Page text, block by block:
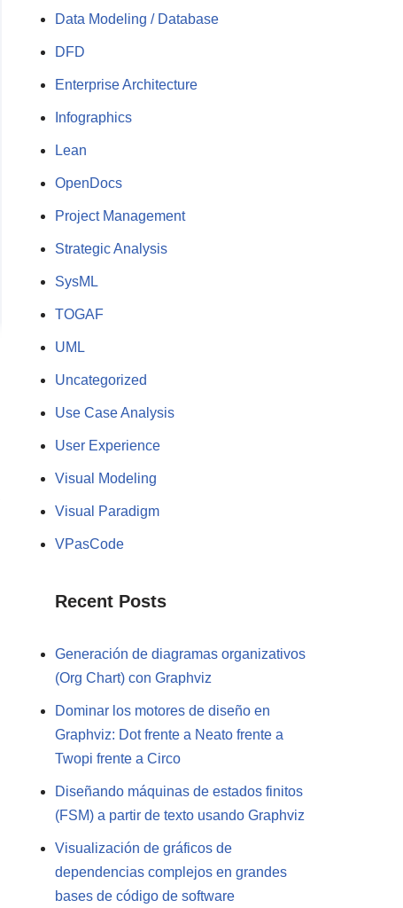
Data Modeling / Database
DFD
Enterprise Architecture
Infographics
Lean
OpenDocs
Project Management
Strategic Analysis
SysML
TOGAF
UML
Uncategorized
Use Case Analysis
User Experience
Visual Modeling
Visual Paradigm
VPasCode
Recent Posts
Generación de diagramas organizativos
(Org Chart) con Graphviz
Dominar los motores de diseño en
Graphviz: Dot frente a Neato frente a
Twopi frente a Circo
Diseñando máquinas de estados finitos
(FSM) a partir de texto usando Graphviz
Visualización de gráficos de
dependencias complejos en grandes
bases de código de software